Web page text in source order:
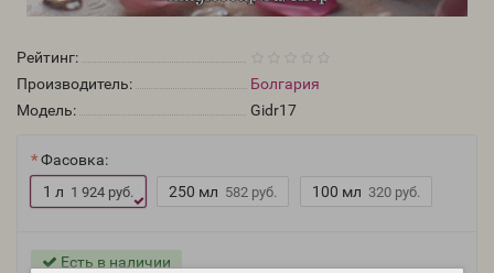
Рейтинг:
Производитель:
Болгария
Модель:
Gidr17
Фасовка:
1 л 1 924 руб. 250 мл 582 руб. 100 мл 320 руб.
Есть в наличии